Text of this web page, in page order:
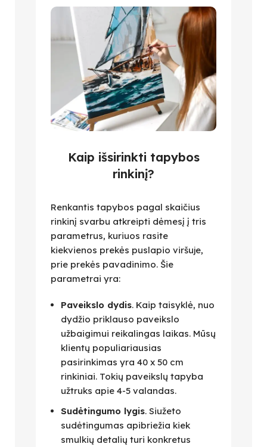
Kaip išsirinkti tapybos
rinkinį?
Renkantis tapybos pagal skaičius
rinkinį svarbu atkreipti dėmesį į tris
parametrus, kuriuos rasite
kiekvienos prekės puslapio viršuje,
prie prekės pavadinimo. Šie
parametrai yra:
Paveikslo dydis. Kaip taisyklė, nuo
dydžio priklauso paveikslo
užbaigimui reikalingas laikas. Mūsų
klientų populiariausias
pasirinkimas yra 40 x 50 cm
rinkiniai. Tokių paveikslų tapyba
užtruks apie 4-5 valandas.
Sudėtingumo lygis. Siužeto
sudėtingumas apibriežia kiek
smulkių detalių turi konkretus